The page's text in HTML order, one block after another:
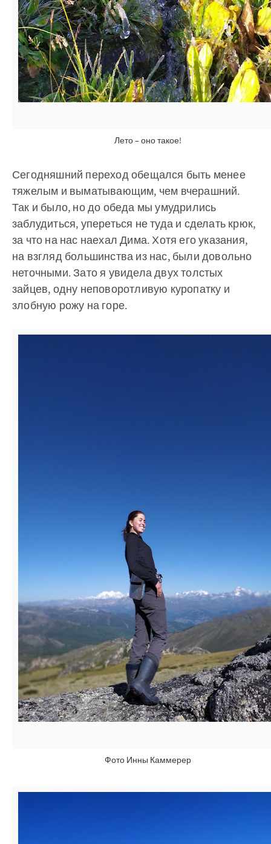
Лето – оно такое!
Сегодняшний переход обещался быть менее
тяжелым и выматывающим, чем вчерашний.
Так и было, но до обеда мы умудрились
заблудиться, упереться не туда и сделать крюк,
за что на нас наехал Дима. Хотя его указания,
на взгляд большинства из нас, были довольно
неточными. Зато я увидела двух толстых
зайцев, одну неповоротливую куропатку и
злобную рожу на горе.
Фото Инны Каммерер